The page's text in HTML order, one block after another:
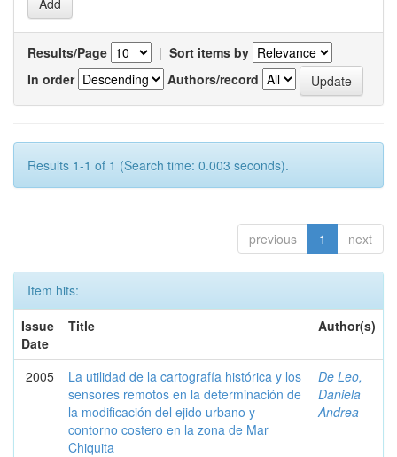
Results/Page | Sort items by
In order
Authors/record
Results 1-1 of 1 (Search time: 0.003 seconds).
previous 1 next
Item hits:
Issue
Date
Title Author(s)
2005
La utilidad de la cartografía histórica y los
sensores remotos en la determinación de
la modificación del ejido urbano y
contorno costero en la zona de Mar
Chiquita
De Leo,
Daniela
Andrea